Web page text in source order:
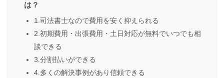
は？
1.司法書士なので費用を安く抑えられる
2.初期費用・出張費用・土日対応が無料でいつでも相
談できる
3.分割払いができる
4.多くの解決事例があり信頼できる